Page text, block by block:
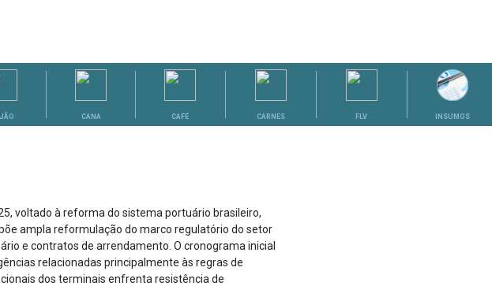
CANA CAFÉ CARNES FLV INSUMOS
voltado à reforma do sistema portuário brasileiro,
ampla reformulação do marco regulatório do setor
e contratos de arrendamento. O cronograma inicial
relacionadas principalmente às regras de
dos terminais enfrenta resistência de